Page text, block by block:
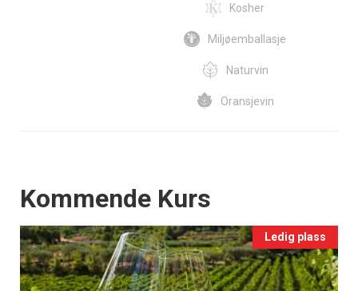
Kosher
Miljøemballasje
Naturvin
Oransjevin
Events
Kommende Kurs
Ledig plass